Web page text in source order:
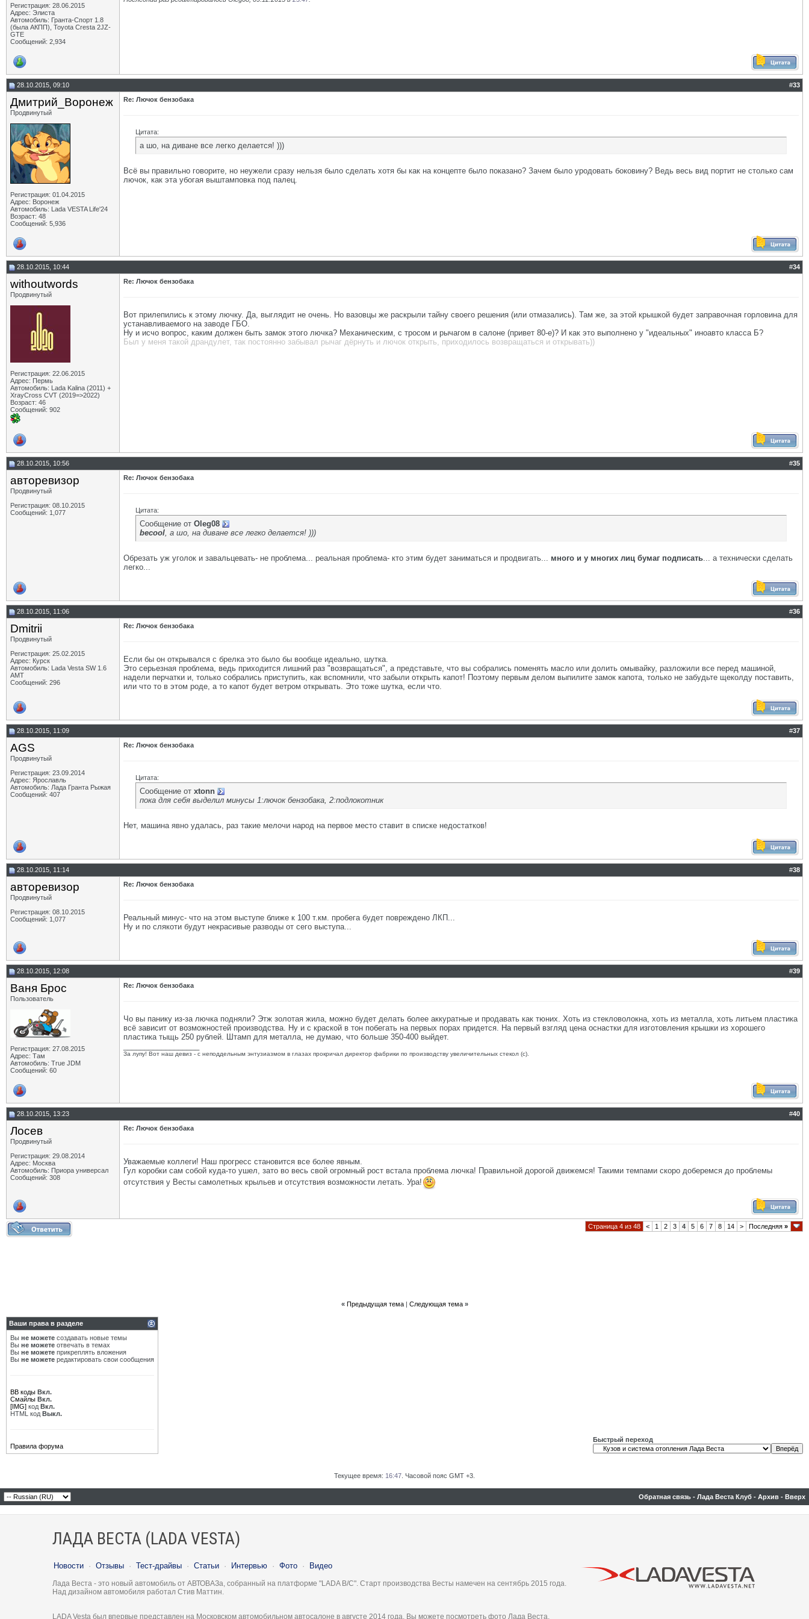
Регистрация: 28.06.2015
Адрес: Элиста
Автомобиль: Гранта-Спорт 1.8
(была АКПП), Toyota Cresta 2JZ-
GTE
Сообщений: 2,934
28.10.2015, 09:10 #33
Дмитрий_Воронеж
Продвинутый
Регистрация: 01.04.2015
Адрес: Воронеж
Автомобиль: Lada VESTA Life'24
Возраст: 48
Сообщений: 5,936
Re: Лючок бензобака
Цитата:
а шо, на диване все легко делается! )))
Всё вы правильно говорите, но неужели сразу нельзя было сделать хотя бы как на концепте было показано? Зачем было уродовать боковину? Ведь весь вид портит не столько сам
лючок, как эта убогая выштамповка под палец.
28.10.2015, 10:44 #34
withoutwords
Продвинутый
Регистрация: 22.06.2015
Адрес: Пермь
Автомобиль: Lada Kalina (2011) +
XrayCross CVT (2019=>2022)
Возраст: 46
Сообщений: 902
Re: Лючок бензобака
Вот прилепились к этому лючку. Да, выглядит не очень. Но вазовцы же раскрыли тайну своего решения (или отмазались). Там же, за этой крышкой будет заправочная горловина для
устанавливаемого на заводе ГБО.
Ну и исчо вопрос, каким должен быть замок этого лючка? Механическим, с тросом и рычагом в салоне (привет 80-е)? И как это выполнено у "идеальных" иноавто класса Б?
Был у меня такой драндулет, так постоянно забывал рычаг дёрнуть и лючок открыть, приходилось возвращаться и открывать))
28.10.2015, 10:56 #35
авторевизор
Продвинутый
Регистрация: 08.10.2015
Сообщений: 1,077
Re: Лючок бензобака
Цитата:
Сообщение от Oleg08
becool, а шо, на диване все легко делается! )))
Обрезать уж уголок и завальцевать- не проблема... реальная проблема- кто этим будет заниматься и продвигать... много и у многих лиц бумаг подписать... а технически сделать
легко...
28.10.2015, 11:06 #36
Dmitrii
Продвинутый
Регистрация: 25.02.2015
Адрес: Курск
Автомобиль: Lada Vesta SW 1.6
АМТ
Сообщений: 296
Re: Лючок бензобака
Если бы он открывался с брелка это было бы вообще идеально, шутка.
Это серьезная проблема, ведь приходится лишний раз "возвращаться", а представьте, что вы собрались поменять масло или долить омывайку, разложили все перед машиной,
надели перчатки и, только собрались приступить, как вспомнили, что забыли открыть капот! Поэтому первым делом выпилите замок капота, только не забудьте щеколду поставить,
или что то в этом роде, а то капот будет ветром открывать. Это тоже шутка, если что.
28.10.2015, 11:09 #37
AGS
Продвинутый
Регистрация: 23.09.2014
Адрес: Ярославль
Автомобиль: Лада Гранта Рыжая
Сообщений: 407
Re: Лючок бензобака
Цитата:
Сообщение от xtonn
пока для себя выделил минусы 1:лючок бензобака, 2:подлокотник
Нет, машина явно удалась, раз такие мелочи народ на первое место ставит в списке недостатков!
28.10.2015, 11:14 #38
авторевизор
Продвинутый
Регистрация: 08.10.2015
Сообщений: 1,077
Re: Лючок бензобака
Реальный минус- что на этом выступе ближе к 100 т.км. пробега будет повреждено ЛКП...
Ну и по слякоти будут некрасивые разводы от сего выступа...
28.10.2015, 12:08 #39
Ваня Брос
Пользователь
Регистрация: 27.08.2015
Адрес: Там
Автомобиль: True JDM
Сообщений: 60
Re: Лючок бензобака
Чо вы панику из-за лючка подняли? Этж золотая жила, можно будет делать более аккуратные и продавать как тюних. Хоть из стекловолокна, хоть из металла, хоть литьем пластика
всё зависит от возможностей производства. Ну и с краской в тон побегать на первых порах придется. На первый взгляд цена оснастки для изготовления крышки из хорошего
пластика тыщь 250 рублей. Штамп для металла, не думаю, что больше 350-400 выйдет.
За лупу! Вот наш девиз - с неподдельным энтузиазмом в глазах прокричал директор фабрики по производству увеличительных стекол (с).
28.10.2015, 13:23 #40
Лосев
Продвинутый
Регистрация: 29.08.2014
Адрес: Москва
Автомобиль: Приора универсал
Сообщений: 308
Re: Лючок бензобака
Уважаемые коллеги! Наш прогресс становится все более явным.
Гул коробки сам собой куда-то ушел, зато во весь свой огромный рост встала проблема лючка! Правильной дорогой движемся! Такими темпами скоро доберемся до проблемы
отсутствия у Весты самолетных крыльев и отсутствия возможности летать. Ура!
Страница 4 из 48 < 1 2 3 4 5 6 7 8 14 > Последняя »
« Предыдущая тема| Следующая тема »
Ваши права в разделе
Вы не можете создавать новые темы
Вы не можете отвечать в темах
Вы не можете прикреплять вложения
Вы не можете редактировать свои сообщения
BB коды Вкл.
Смайлы Вкл.
[IMG] код Вкл.
HTML код Выкл.
Правила форума
Быстрый переход
Текущее время: 16:47 . Часовой пояс GMT +3.
Обратная связь - Лада Веста Клуб - Архив - Вверх
ЛАДА ВЕСТА (LADA VESTA)
Новости · Отзывы · Тест-драйвы · Статьи · Интервью · Фото · Видео
Лада Веста - это новый автомобиль от АВТОВАЗа, собранный на платформе "LADA B/C". Старт производства Весты намечен на сентябрь 2015 года.
Над дизайном автомобиля работал Стив Маттин.
LADA Vesta был впервые представлен на Московском автомобильном автосалоне в августе 2014 года, Вы можете посмотреть фото Лада Веста,